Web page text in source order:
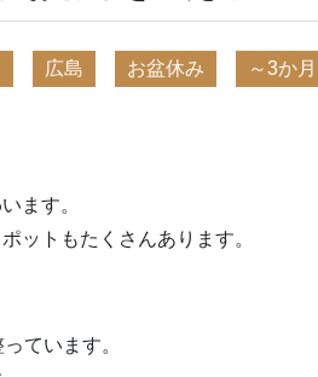
広島 お盆休み ～3か
ます。
ットもたくさんあります。
ています。